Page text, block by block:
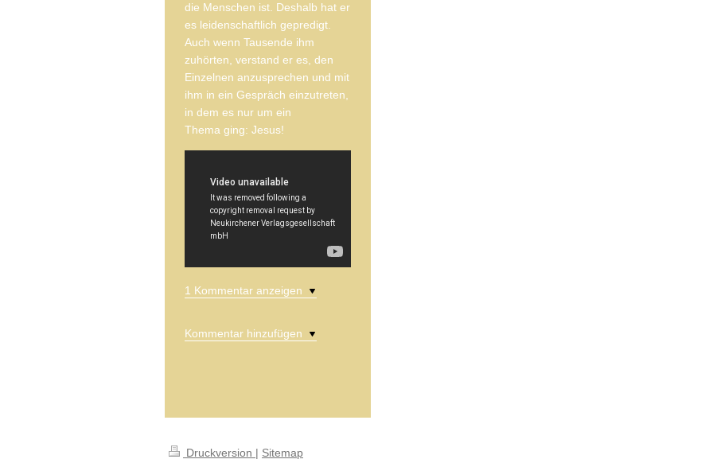
die Menschen ist. Deshalb hat er
es leidenschaftlich gepredigt.
Auch wenn Tausende ihm
zuhörten, verstand er es, den
Einzelnen anzusprechen und mit
ihm in ein Gespräch einzutreten,
in dem es nur um ein
Thema ging: Jesus!
1 Kommentar anzeigen
Kommentar hinzufügen
Druckversion | Sitemap